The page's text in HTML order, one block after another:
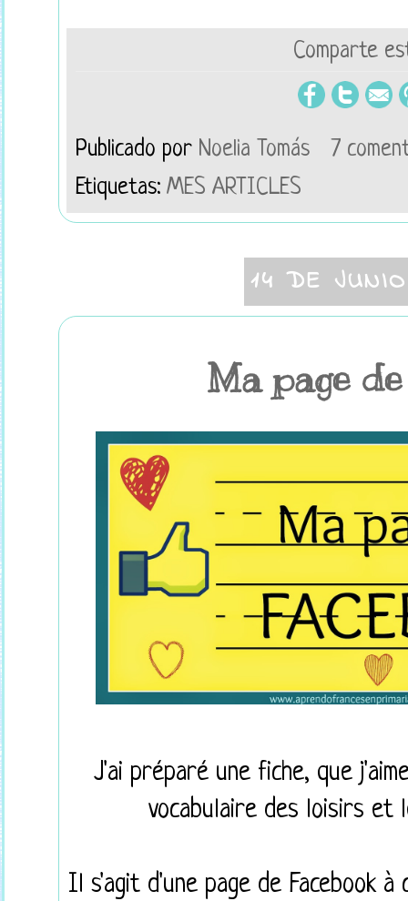
Comparte
Publicado por Noelia Tomás
7
Etiquetas: MES ARTICLES
14 DE
Ma page
J'ai préparé une fiche, que
vocabulaire des loisirs et
Il s'agit d'une page de Facebook